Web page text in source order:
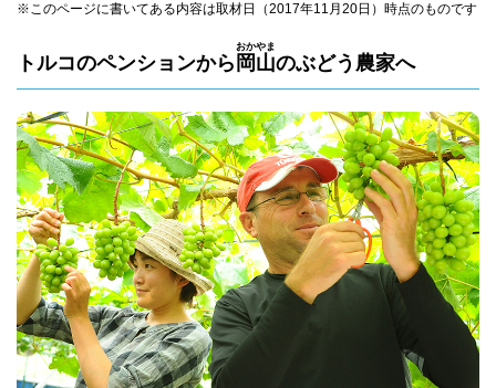
※このページに書いてある内容は取材日（2017年11月20日）時点のものです
トルコのペンションから 岡
おか
山
やま
のぶどう農家へ